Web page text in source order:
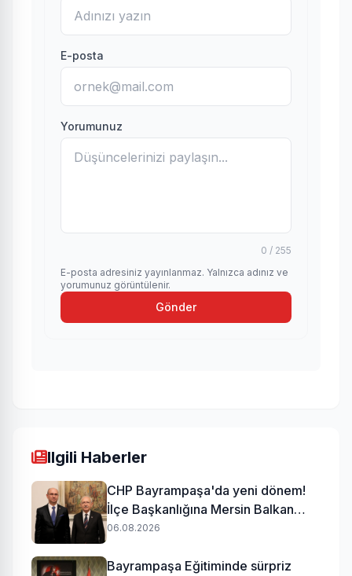
E-posta
Yorumunuz
0 / 255
E-posta adresiniz yayınlanmaz. Yalnızca adınız ve
yorumunuz görüntülenir.
Gönder
Ilgili Haberler
CHP Bayrampaşa'da yeni dönem!
İlçe Başkanlığına Mersin Balkan
atandı
06.08.2026
Bayrampaşa Eğitiminde sürpriz